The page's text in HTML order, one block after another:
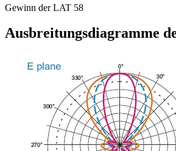
Gewinn der LAT 58
Ausbreitungsdiagramme